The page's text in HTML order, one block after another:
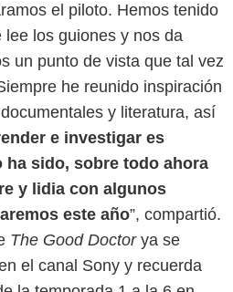
el piloto. Hemos tenido
los guiones y nos da
un punto de vista que tal vez
he reunido inspiración
y literatura, así
e investigar es
sido, sobre todo ahora
y lidia con algunos
este año”, compartió.
The Good Doctorya se
el canal Sony y recuerda